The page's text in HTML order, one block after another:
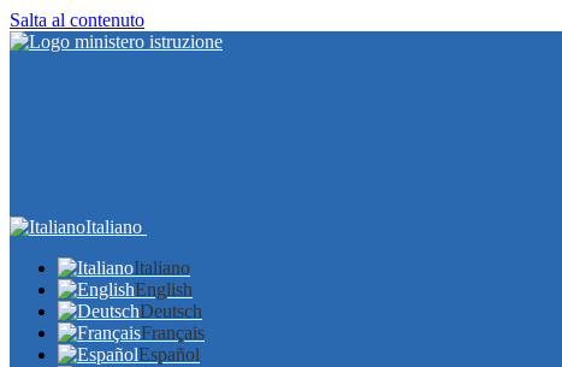
Salta al contenuto
Italiano
Italiano
English
Deutsch
Français
Español